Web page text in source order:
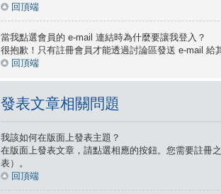
回頂端
當我點選會員的 e-mail 連結時為什麼要讓我登入？
很抱歉！只有註冊會員才能透過討論區發送 e-mail 給
回頂端
發表文章相關問題
我該如何在版面上發表主題？
在版面上發表文章，請點選相應的按鈕。您需要註冊
表）。
回頂端